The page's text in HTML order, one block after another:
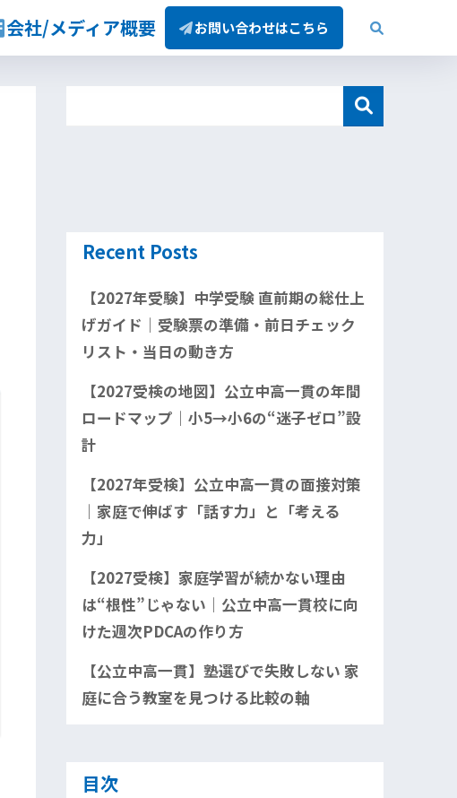
会社/メディア概要 お問い合わせはこちら
Recent Posts
【2027年受験】中学受験 直前期の総仕上
げガイド｜受験票の準備・前日チェック
リスト・当日の動き方
【2027受検の地図】公立中高一貫の年間
ロードマップ｜小5→小6の“迷子ゼロ”設
計
【2027年受検】公立中高一貫の面接対策
｜家庭で伸ばす「話す力」と「考える
力」
【2027受検】家庭学習が続かない理由
は“根性”じゃない｜公立中高一貫校に向
けた週次PDCAの作り方
【公立中高一貫】塾選びで失敗しない 家
庭に合う教室を見つける比較の軸
目次